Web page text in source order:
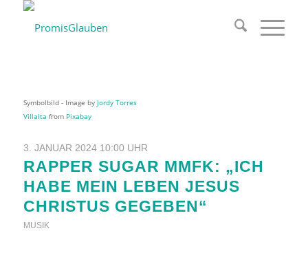
Symbolbild - Image by Jordy Torres
Villalta from Pixabay
3. JANUAR 2024 10:00 UHR
RAPPER SUGAR MMFK: „ICH
HABE MEIN LEBEN JESUS
CHRISTUS GEGEBEN“
MUSIK